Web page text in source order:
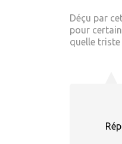
Déçu par
pour
quelle triste